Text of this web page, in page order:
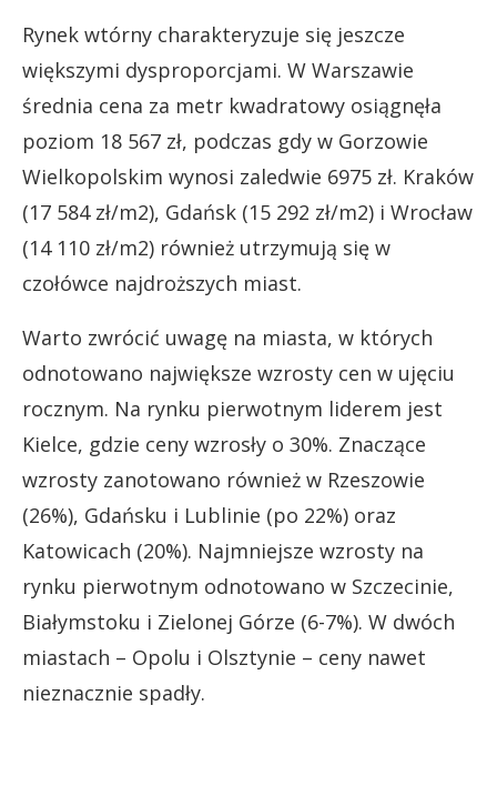
Rynek wtórny charakteryzuje się jeszcze
większymi dysproporcjami. W Warszawie
średnia cena za metr kwadratowy osiągnęła
poziom 18 567 zł, podczas gdy w Gorzowie
Wielkopolskim wynosi zaledwie 6975 zł. Kraków
(17 584 zł/m2), Gdańsk (15 292 zł/m2) i Wrocław
(14 110 zł/m2) również utrzymują się w
czołówce najdroższych miast.
Warto zwrócić uwagę na miasta, w których
odnotowano największe wzrosty cen w ujęciu
rocznym. Na rynku pierwotnym liderem jest
Kielce, gdzie ceny wzrosły o 30%. Znaczące
wzrosty zanotowano również w Rzeszowie
(26%), Gdańsku i Lublinie (po 22%) oraz
Katowicach (20%). Najmniejsze wzrosty na
rynku pierwotnym odnotowano w Szczecinie,
Białymstoku i Zielonej Górze (6-7%). W dwóch
miastach – Opolu i Olsztynie – ceny nawet
nieznacznie spadły.